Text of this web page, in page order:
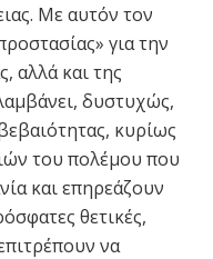
Με αυτόν τον
για την
αλλά και της
δυστυχώς,
κυρίως
του πολέμου που
και επηρεάζουν
θετικές,
να